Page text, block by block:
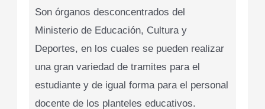
Son órganos desconcentrados del
Ministerio de Educación, Cultura y
Deportes, en los cuales se pueden realizar
una gran variedad de tramites para el
estudiante y de igual forma para el personal
docente de los planteles educativos.